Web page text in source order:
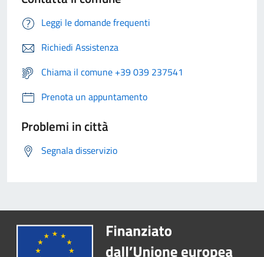
Leggi le domande frequenti
Richiedi Assistenza
Chiama il comune +39 039 237541
Prenota un appuntamento
Problemi in città
Segnala disservizio